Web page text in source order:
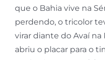
que o Bahia vive na
perdendo, o tricolor
virar diante do Avaí na
abriu o placar para o